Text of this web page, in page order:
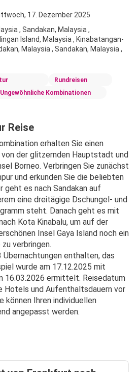
17. Dezember 2025
, Sandakan, Malaysia ,
Island, Malaysia , Kinabatangan-
Malaysia , Sandakan, Malaysia ,
Rundreisen
Ungewöhnliche Kombinationen
Reise
erhalten Sie einen
von der glitzernden Hauptstadt und
Borneo. Verbringen Sie zunächst
und erkunden Sie die beliebten
geht es nach Sandakan auf
eine dreitägige Dschungel- und
steht. Danach geht es mit
Kota Kinabalu, um auf der
Insel Gaya Island noch ein
verbringen.
Übernachtungen enthalten, das
wurde am 17.12.2025 mit
16.03.2026 ermittelt. Reisedatum
Hotels und Aufenthaltsdauern vor
können Ihren individuellen
angepasst werden.